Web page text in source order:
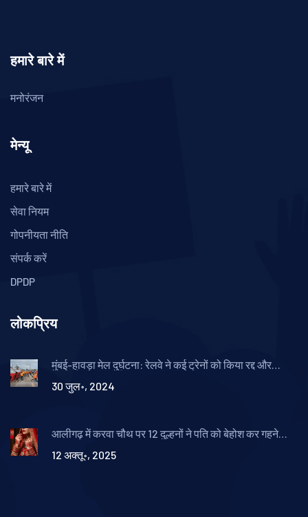
हमारे बारे में
मनोरंजन
मेन्यू
हमारे बारे में
सेवा नियम
गोपनीयता नीति
संपर्क करें
DPDP
लोकप्रिय
मुंबई-हावड़ा मेल दुर्घटना: रेलवे ने कई ट्रेनों को किया रद्द और
30 जुल॰, 2024
आलीगढ़ में करवा चौथ पर 12 दुल्हनों ने पति को बेहोश कर गहने
12 अक्तू॰, 2025